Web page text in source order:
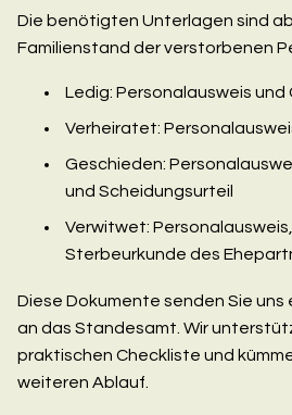
Die benötigten Unterlagen sind
Familienstand der verstorbenen
Ledig: Personalausweis
Verheiratet:
Geschieden:
und Scheidungsurteil
Verwitwet:
Sterbeurkunde des
Diese Dokumente senden Sie
an das Standesamt. Wir
praktischen Checkliste und
weiteren Ablauf.